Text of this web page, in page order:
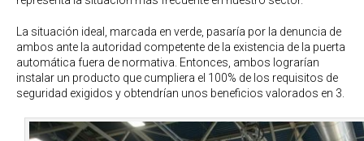
La situación ideal, marcada en verde, pasaría por la denuncia de
ambos ante la autoridad competente de la existencia de la puerta
automática fuera de normativa. Entonces, ambos lograrían
instalar un producto que cumpliera el 100% de los requisitos de
seguridad exigidos y obtendrían unos beneficios valorados en 3.